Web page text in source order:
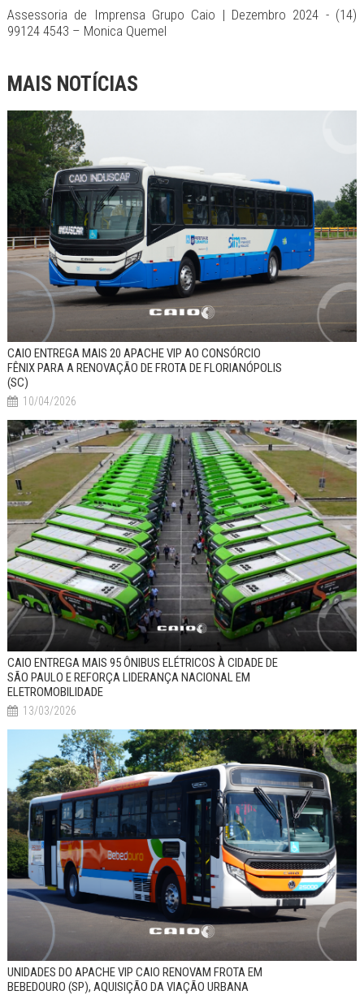
Assessoria de Imprensa Grupo Caio | Dezembro 2024 - (14)
99124 4543 – Monica Quemel
MAIS NOTÍCIAS
CAIO ENTREGA MAIS 20 APACHE VIP AO CONSÓRCIO
FÊNIX PARA A RENOVAÇÃO DE FROTA DE FLORIANÓPOLIS
(SC)
10/04/2026
CAIO ENTREGA MAIS 95 ÔNIBUS ELÉTRICOS À CIDADE DE
SÃO PAULO E REFORÇA LIDERANÇA NACIONAL EM
ELETROMOBILIDADE
13/03/2026
UNIDADES DO APACHE VIP CAIO RENOVAM FROTA EM
BEBEDOURO (SP), AQUISIÇÃO DA VIAÇÃO URBANA